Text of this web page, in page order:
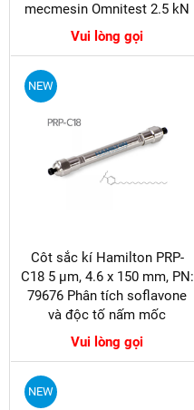
mecmesin Omnitest 2.5 kN
Vui lòng gọi
NEW
Côt sắc kí Hamilton PRP-
C18 5 µm, 4.6 x 150 mm, PN:
79676 Phân tích soflavone
và độc tố nấm mốc
Vui lòng gọi
NEW